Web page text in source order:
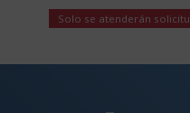
Solo se atenderán